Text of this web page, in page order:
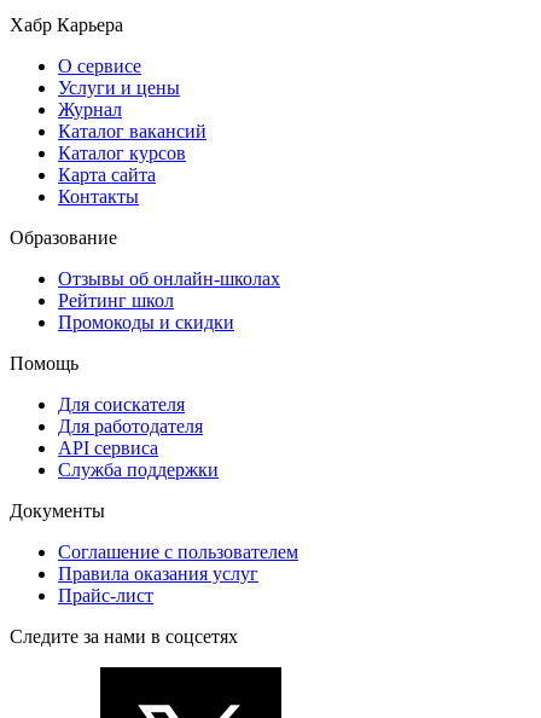
Хабр Карьера
О сервисе
Услуги и цены
Журнал
Каталог вакансий
Каталог курсов
Карта сайта
Контакты
Образование
Отзывы об онлайн-школах
Рейтинг школ
Промокоды и скидки
Помощь
Для соискателя
Для работодателя
API сервиса
Служба поддержки
Документы
Соглашение с пользователем
Правила оказания услуг
Прайс-лист
Следите за нами в соцсетях